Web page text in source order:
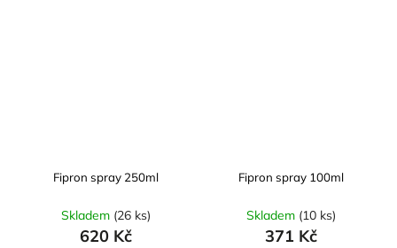
Fipron spray 250ml
Skladem (26 ks)
620 Kč
Fipron spray 100ml
Skladem (10 ks)
371 Kč